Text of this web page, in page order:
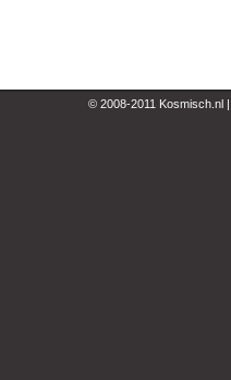
© 2008-2011 Kosmisch.nl